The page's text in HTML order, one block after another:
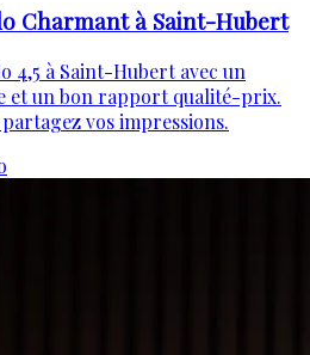
Charmant à Saint-Hubert
4,5 à Saint-Hubert avec un
et un bon rapport qualité-prix.
vos impressions.